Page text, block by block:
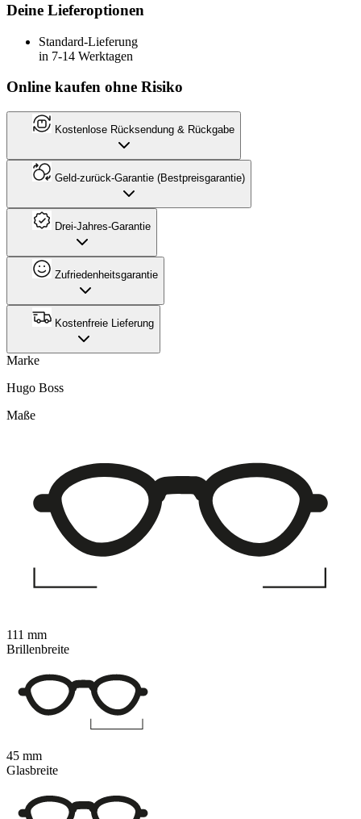
Deine Lieferoptionen
Standard-Lieferung
in 7-14 Werktagen
Online kaufen ohne Risiko
Kostenlose Rücksendung & Rückgabe
Geld-zurück-Garantie (Bestpreisgarantie)
Drei-Jahres-Garantie
Zufriedenheitsgarantie
Kostenfreie Lieferung
Marke
Hugo Boss
Maße
111 mm
Brillenbreite
45 mm
Glasbreite